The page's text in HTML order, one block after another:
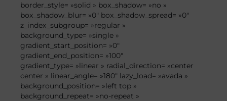
border_style= »solid » box_shadow= »no »
box_shadow_blur= »0″ box_shadow_spread= »0″
z_index_subgroup= »regular »
background_type= »single »
gradient_start_position= »0″
gradient_end_position= »100″
gradient_type= »linear » radial_direction= »center
center » linear_angle= »180″ lazy_load= »avada »
background_position= »left top »
background_repeat= »no-repeat »